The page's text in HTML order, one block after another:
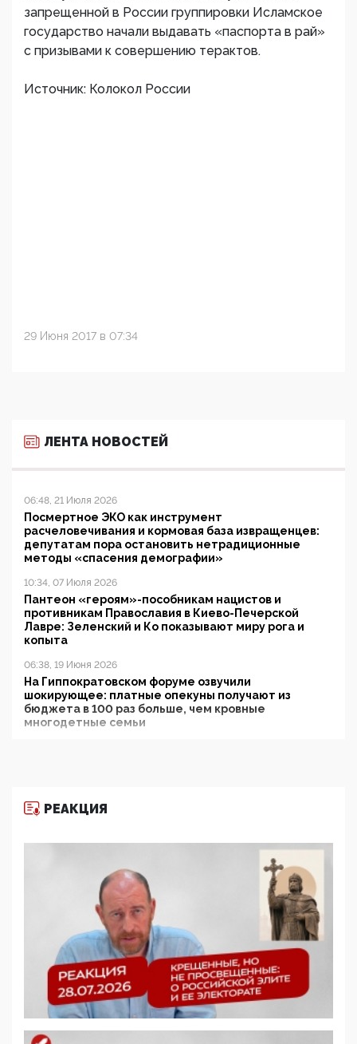
запрещенной в России группировки Исламское
государство начали выдавать «паспорта в рай»
с призывами к совершению терактов.
Источник: Колокол России
29 Июня 2017 в 07:34
ЛЕНТА НОВОСТЕЙ
06:48, 21 Июля 2026
Посмертное ЭКО как инструмент
расчеловечивания и кормовая база извращенцев:
депутатам пора остановить нетрадиционные
методы «спасения демографии»
10:34, 07 Июля 2026
Пантеон «героям»-пособникам нацистов и
противникам Православия в Киево-Печерской
Лавре: Зеленский и Ко показывают миру рога и
копыта
06:38, 19 Июня 2026
На Гиппократовском форуме озвучили
шокирующее: платные опекуны получают из
бюджета в 100 раз больше, чем кровные
многодетные семьи
11:53, 09 Июня 2026
деятельность ИИТО ЮНЕСКО в России, но
цифроглобалисты продолжают определять
повестку в образовании
09:43, 01 Июня 2026
5G за счет здоровья граждан: Минцифры намерено
отобрать у регионов и муниципалитетов право
защищать жилые дома и социальные объекты от
05:58, 26 Мая 2026
Роскомнадзор освободили от борца с
деструктивным и опасным контентом
07:39, 25 Мая 2026
РЕАКЦИЯ